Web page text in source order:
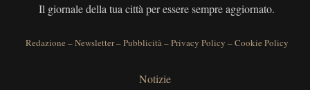
Il giornale della tua città per essere sempre aggiornato.
Redazione –Newsletter–Pubblicità–Privacy Policy –Cookie Policy
Notizie